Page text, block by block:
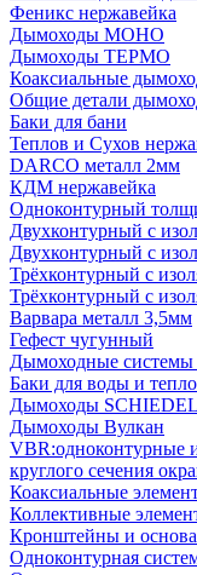
Феникс нержавейка
Дымоходы МОНО
Дымоходы ТЕРМО
Коаксиальные
Общие детали
Баки для бани
Теплов и Сухов
DARCO металл 2мм
КДМ нержавейка
Одноконтурный
Двухконтурный с
Двухконтурный с
Трёхконтурный с
Трёхконтурный с
Варвара металл 3,5мм
Гефест чугунный
Дымоходные
Баки для воды и
Дымоходы SCHIEDEL
Дымоходы Вулкан
VBR:одноконтурные
круглого сечения
Коаксиальные
Коллективные
Кронштейны и
Одноконтурная